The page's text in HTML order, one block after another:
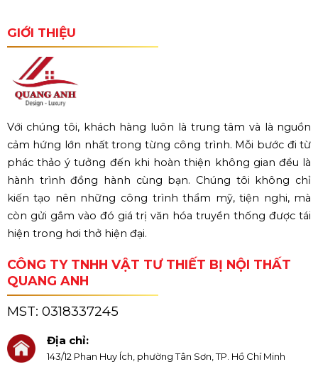
GIỚI THIỆU
Với chúng tôi, khách hàng luôn là trung tâm và là nguồn
cảm hứng lớn nhất trong từng công trình. Mỗi bước đi từ
phác thảo ý tưởng đến khi hoàn thiện không gian đều là
hành trình đồng hành cùng bạn. Chúng tôi không chỉ
kiến tạo nên những công trình thẩm mỹ, tiện nghi, mà
còn gửi gắm vào đó giá trị văn hóa truyền thống được tái
hiện trong hơi thở hiện đại.
CÔNG TY TNHH VẬT TƯ THIẾT BỊ NỘI THẤT
QUANG ANH
MST: 0318337245
Địa chỉ:
143/12 Phan Huy Ích, phường Tân Sơn, TP. Hồ Chí Minh